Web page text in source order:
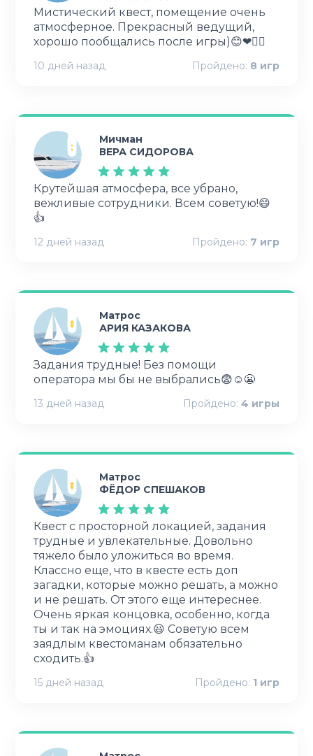
Мистический квест, помещение очень
атмосферное. Прекрасный ведущий,
хорошо пообщались после игры)😊❤👍🏻
10 дней назад Пройдено: 8 игр
Мичман
ВЕРА СИДОРОВА
Крутейшая атмосфера, все убрано,
вежливые сотрудники. Всем советую!😄
👍
12 дней назад Пройдено: 7 игр
Матрос
АРИЯ КАЗАКОВА
Задания трудные! Без помощи
оператора мы бы не выбрались😨☺😬
13 дней назад Пройдено: 4 игры
Матрос
ФЁДОР СПЕШАКОВ
Квест с просторной локацией, задания
трудные и увлекательные. Довольно
тяжело было уложиться во время.
Классно еще, что в квесте есть доп
загадки, которые можно решать, а можно
и не решать. От этого еще интереснее.
Очень яркая концовка, особенно, когда
ты и так на эмоциях.😃 Советую всем
заядлым квестоманам обязательно
сходить.👍
15 дней назад Пройдено: 1 игр